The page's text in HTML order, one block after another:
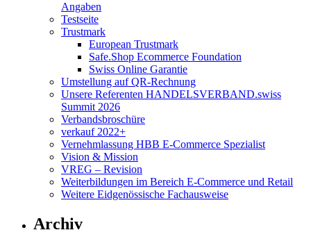
Angaben
Testseite
Trustmark
European Trustmark
Safe.Shop Ecommerce Foundation
Swiss Online Garantie
Umstellung auf QR-Rechnung
Unsere Referenten HANDELSVERBAND.swiss
Summit 2026
Verbandsbroschüre
verkauf 2022+
Vernehmlassung HBB E-Commerce Spezialist
Vision & Mission
VREG – Revision
Weiterbildungen im Bereich E-Commerce und Retail
Weitere Eidgenössische Fachausweise
Archiv